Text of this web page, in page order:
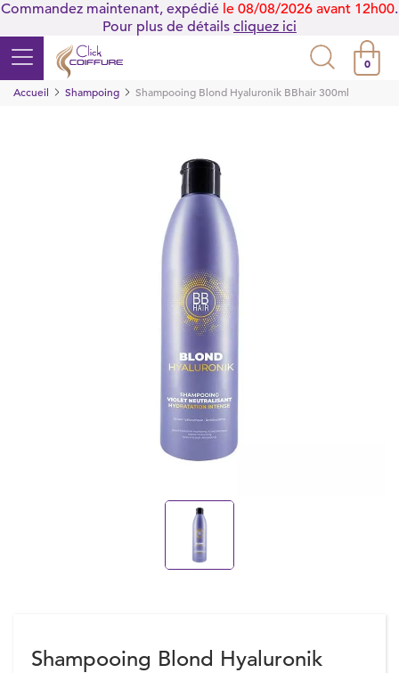
Commandez maintenant, expédié le 08/08/2026 avant 12h00.
Pour plus de détails cliquez ici
0
Accueil
Shampoing Shampooing Blond Hyaluronik BBhair 300ml
Shampooing Blond Hyaluronik